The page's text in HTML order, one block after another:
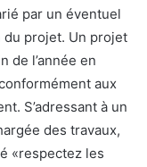
par un éventuel
du projet. Un projet
de l’année en
aux
S’adressant à un
des travaux,
«respectez les